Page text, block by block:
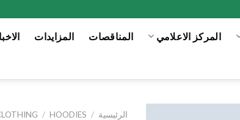
المركز الاعلامي المناقصات المزايدات
الرئيسية /
/ HOODIES